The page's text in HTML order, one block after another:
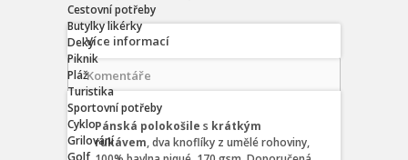
Cestovní potřeby
Butylky likérky
Deky
Piknik
Pláž
Turistika
Sportovní potřeby
Cyklo
Grilování
Golf
Více informací
Komentáře
Pánská polokošile s krátkým
rukávem, dva knoflíky z umělé rohoviny,